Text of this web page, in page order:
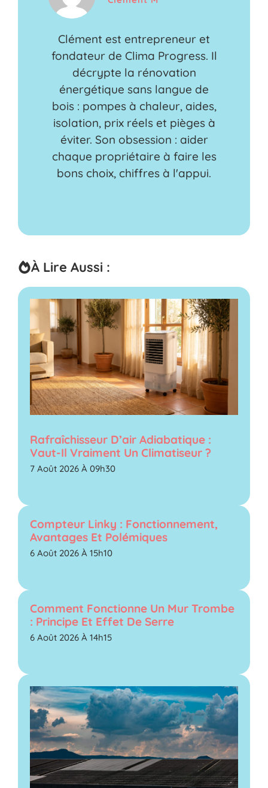
Clément est entrepreneur et
fondateur de Clima Progress. Il
décrypte la rénovation
énergétique sans langue de
bois : pompes à chaleur, aides,
isolation, prix réels et pièges à
éviter. Son obsession : aider
chaque propriétaire à faire les
bons choix, chiffres à l'appui.
À Lire Aussi :
Rafraîchisseur D’air Adiabatique :
Vaut-Il Vraiment Un Climatiseur ?
7 Août 2026 À 09h30
Compteur Linky : Fonctionnement,
Avantages Et Polémiques
6 Août 2026 À 15h10
Comment Fonctionne Un Mur Trombe
: Principe Et Effet De Serre
6 Août 2026 À 14h15